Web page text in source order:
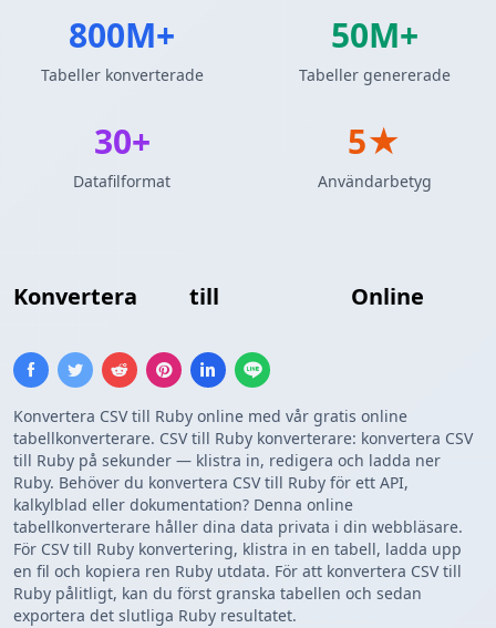
Konvertera till Online
Konvertera CSV till Ruby online med vår gratis online
tabellkonverterare. CSV till Ruby konverterare: konvertera CSV
till Ruby på sekunder — klistra in, redigera och ladda ner
Ruby. Behöver du konvertera CSV till Ruby för ett API,
kalkylblad eller dokumentation? Denna online
tabellkonverterare håller dina data privata i din webbläsare.
För CSV till Ruby konvertering, klistra in en tabell, ladda upp
en fil och kopiera ren Ruby utdata. För att konvertera CSV till
Ruby pålitligt, kan du först granska tabellen och sedan
exportera det slutliga Ruby resultatet.
800M+
Tabeller konverterade
50M+
Tabeller genererade
30+
Datafilformat
5★
Användarbetyg